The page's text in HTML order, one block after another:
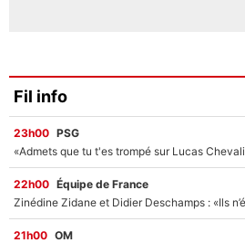
Fil info
23h00 PSG
22h00 Équipe de France
21h00 OM